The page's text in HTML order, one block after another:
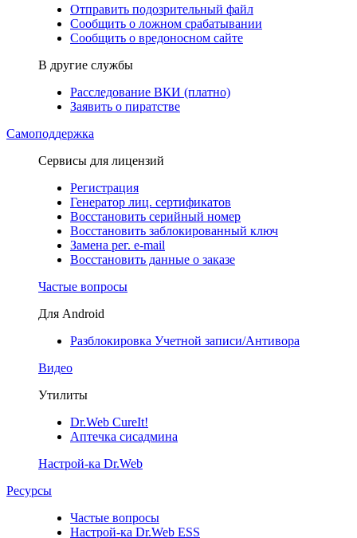
Отправить подозрительный файл
Сообщить о ложном срабатывании
Сообщить о вредоносном сайте
В другие службы
Расследование ВКИ (платно)
Заявить о пиратстве
Самоподдержка
Сервисы для лицензий
Регистрация
Генератор лиц. сертификатов
Восстановить серийный номер
Восстановить заблокированный ключ
Замена рег. e-mail
Восстановить данные о заказе
Частые вопросы
Для Android
Разблокировка Учетной записи/Антивора
Видео
Утилиты
Dr.Web CureIt!
Аптечка сисадмина
Настрой-ка Dr.Web
Ресурсы
Частые вопросы
Настрой-ка Dr.Web ESS